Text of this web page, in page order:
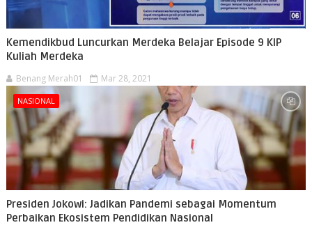
Kemendikbud Luncurkan Merdeka Belajar Episode 9 KIP
Kuliah Merdeka
Benang Merah01 Mar 28, 2021
NASIONAL
Presiden Jokowi: Jadikan Pandemi sebagai Momentum
Perbaikan Ekosistem Pendidikan Nasional